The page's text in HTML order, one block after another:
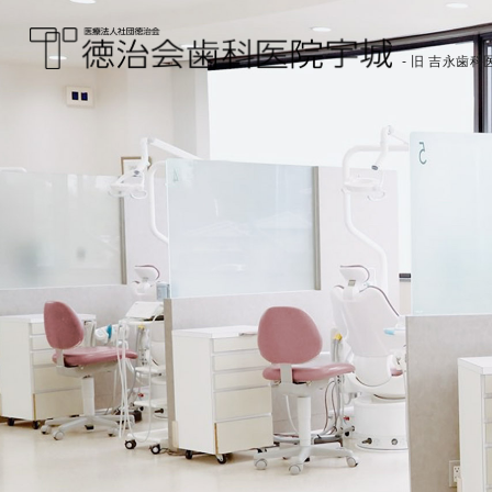
医療法人社団徳治会
徳治会歯科医院宇城
[旧 吉永歯科医院]｜熊
本県宇城市
- 旧 吉永歯科